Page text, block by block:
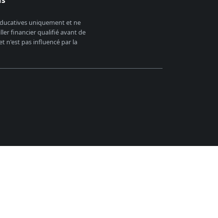
uniquement et ne
financier qualifié avant de
n'est pas influencé par la